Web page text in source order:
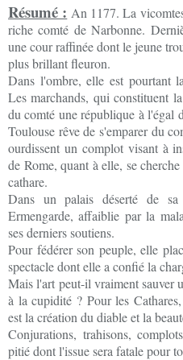
Résumé : An 1177. La
riche comté de Narbonne.
une cour raffinée dont le jeune
plus brillant fleuron.
Dans l'ombre, elle est pourtant
Les marchands, qui constituent
du comté une république à l'égal
Toulouse rêve de s'emparer du
ourdissent un complot visant à
de Rome, quant à elle, se
cathare.
Dans un palais déserté de
Ermengarde, affaiblie par la
ses derniers soutiens.
Pour fédérer son peuple, elle
spectacle dont elle a confié la
Mais l'art peut-il vraiment sauver
à la cupidité ? Pour les
est la création du diable et la
Conjurations, trahisons,
pitié dont l'issue sera fatale pour